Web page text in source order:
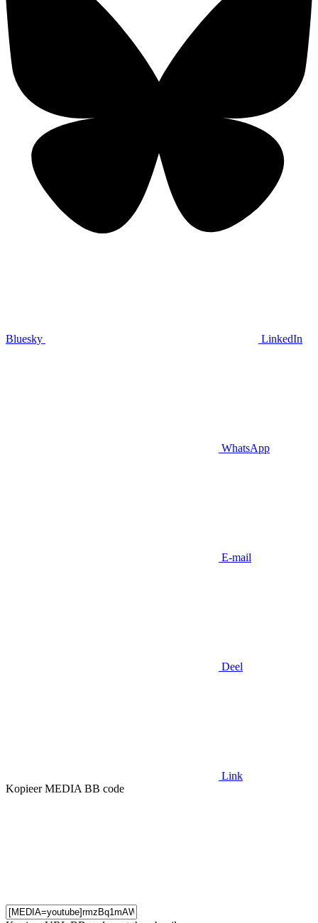
Bluesky LinkedIn
WhatsApp
E-mail
Deel
Link
Kopieer MEDIA BB code